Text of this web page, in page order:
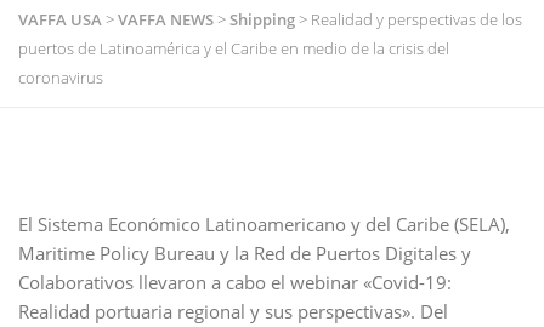
VAFFA USA>VAFFA NEWS>Shipping> Realidad y perspectivas de los
puertos de Latinoamérica y el Caribe en medio de la crisis del
coronavirus
El Sistema Económico Latinoamericano y del Caribe (SELA),
Maritime Policy Bureau y la Red de Puertos Digitales y
Colaborativos llevaron a cabo el webinar «Covid-19:
Realidad portuaria regional y sus perspectivas». Del